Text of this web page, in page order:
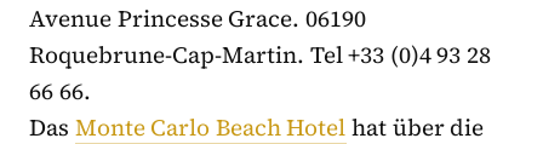
Avenue Princesse Grace. 06190
Roquebrune-Cap-Martin. Tel +33 (0)4 93 28
66 66.
Das Monte Carlo Beach Hotelhat über die